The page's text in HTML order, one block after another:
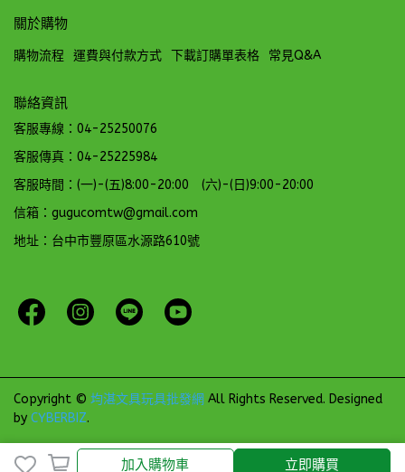
加入購物車 立即購買
關於購物
購物流程 運費與付款方式 下載訂購單表格 常見Q&A
聯絡資訊
客服專線：04-25250076
客服傳真：04-25225984
客服時間：(一)-(五)8:00-20:00 (六)-(日)9:00-20:00
信箱：gugucomtw@gmail.com
地址：台中市豐原區水源路610號
Copyright © 均湛文具玩具批發網 All Rights Reserved. Designed
by CYBERBIZ.